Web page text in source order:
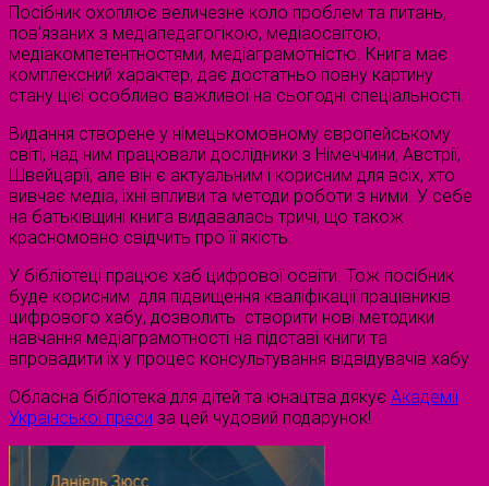
Посібник охоплює величезне коло проблем та питань,
пов’язаних з медіапедагогікою, медіаосвітою,
медіакомпетентностями, медіаграмотністю. Книга має
комплексний характер, дає достатньо повну картину
стану цієї особливо важливої на сьогодні спеціальності.
Видання створене у німецькомовному європейському
світі, над ним працювали дослідники з Німеччини, Австрії,
Швейцарії, але він є актуальним і корисним для всіх, хто
вивчає медіа, їхні впливи та методи роботи з ними. У себе
на батьківщині книга видавалась тричі, що також
красномовно свідчить про її якість.
У бібліотеці працює хаб цифрової освіти. Тож посібник
буде корисним для підвищення кваліфікації працівників
цифрового хабу, дозволить створити нові методики
навчання медіаграмотності на підставі книги та
впровадити їх у процес консультування відвідувачів хабу.
Обласна бібліотека для дітей та юнацтва дякує Академії
Української преси за цей чудовий подарунок!